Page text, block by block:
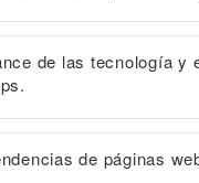
de las tecnología y
de páginas